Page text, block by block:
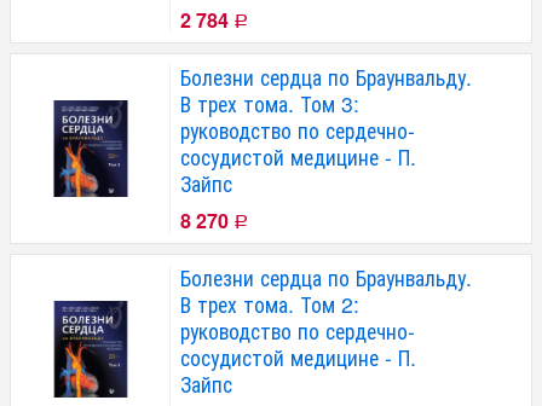
2 784 Р
Болезни сердца по Браунвальду.
В трех тома. Том 3:
руководство по сердечно-
сосудистой медицине - П.
Зайпс
8 270 Р
Болезни сердца по Браунвальду.
В трех тома. Том 2:
руководство по сердечно-
сосудистой медицине - П.
Зайпс